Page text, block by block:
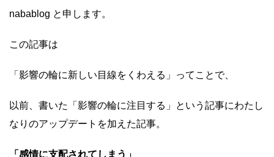
nabablog と申します。
この記事は
「影響の輪に新しい目線をくわえる」ってことで、
以前、書いた「影響の輪に注目する」という記事にわたし
なりのアップデートを加えた記事。
「感情に支配されてしまう」